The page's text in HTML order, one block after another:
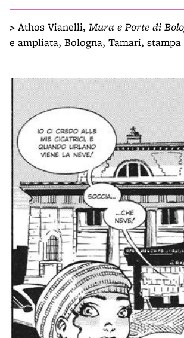
> Athos Vianelli, Mura e Porte di
e ampliata, Bologna, Tamari, stampa